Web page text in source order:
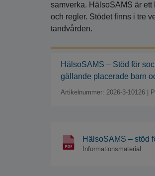
samverka. HälsoSAMS är
och regler. Stödet finns i tre
tandvården.
HälsoSAMS – Stöd för
gällande placerade barn
Artikelnummer: 2026-3-10126
HälsoSAMS – stöd
Informationsmaterial